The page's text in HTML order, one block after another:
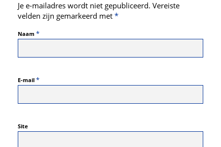
Je e-mailadres wordt niet gepubliceerd. Vereiste
velden zijn gemarkeerd met *
Naam *
E-mail *
Site